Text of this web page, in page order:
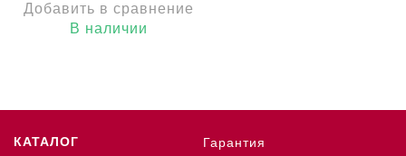
Добавить в сравнение
В наличии
КАТАЛОГ
Гарантия